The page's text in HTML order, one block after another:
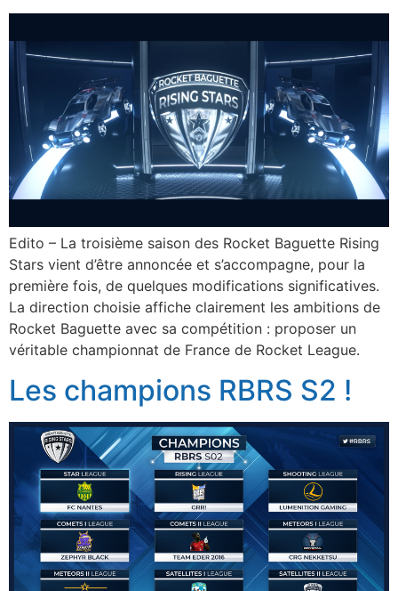
Edito – La troisième saison des Rocket Baguette Rising
Stars vient d’être annoncée et s’accompagne, pour la
première fois, de quelques modifications significatives.
La direction choisie affiche clairement les ambitions de
Rocket Baguette avec sa compétition : proposer un
véritable championnat de France de Rocket League.
Les champions RBRS S2 !